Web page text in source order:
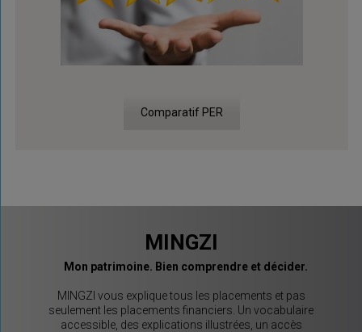
Comparatif PER
MINGZI
Mon patrimoine. Bien comprendre et décider.
MINGZI vous explique tous les placements et pas
seulement les placements financiers. Un vocabulaire
accessible, des explications illustrées, un accès